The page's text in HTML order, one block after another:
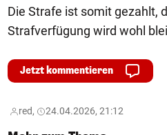
Die Strafe ist somit gezahlt,
Strafverfügung wird wohl
Jetzt kommentieren
red, 24.04.2026, 21:12